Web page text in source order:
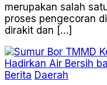
merupakan salah
proses pengecoran
dirakit dan […]
Berita Daerah